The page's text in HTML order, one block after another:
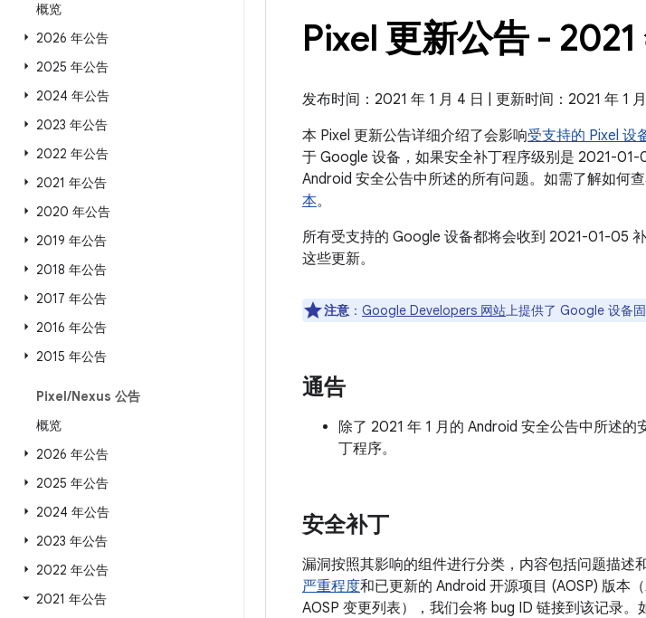
概览
2026 年公告
2025 年公告
2024 年公告
2023 年公告
2022 年公告
2021 年公告
2020 年公告
2019 年公告
2018 年公告
2017 年公告
2016 年公告
2015 年公告
Pixel/Nexus 公告
概览
2026 年公告
2025 年公告
2024 年公告
2023 年公告
2022 年公告
2021 年公告
Pixel 更新公告 - 2021
发布时间：2021 年 1 月 4 日 | 更新时间：2021 年 1
本 Pixel 更新公告详细介绍了会影响受支持的 Pixel 设
于 Google 设备，如果安全补丁程序级别是 2021-
Android 安全公告中所述的所有问题。如需了解如何
本。
所有受支持的 Google 设备都将会收到 2021-01-05
这些更新。
注意 ： Google Developers 网站上提供了 Google 设备固
通告
除了 2021 年 1 月的 Android 安全公告中所述
丁程序。
安全补丁
漏洞按照其影响的组件进行分类，内容包括问题描述
严重程度和已更新的 Android 开源项目 (AOSP) 版本
AOSP 变更列表），我们会将 bug ID 链接到该记录